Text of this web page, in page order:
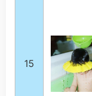
15